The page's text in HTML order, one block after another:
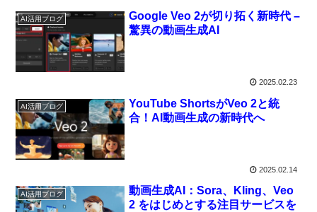
AI活用ブログ
Google Veo 2が切り拓く新時代 –
驚異の動画生成AI
2025.02.23
AI活用ブログ
YouTube ShortsがVeo 2と統
合！AI動画生成の新時代へ
2025.02.14
AI活用ブログ
動画生成AI：Sora、Kling、Veo
2 をはじめとする注目サービスを